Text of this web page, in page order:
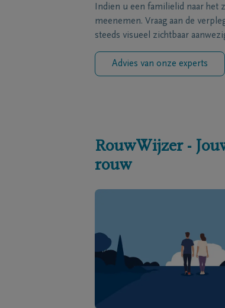
Indien u een familielid naar
meenemen. Vraag aan de
steeds visueel zichtbaar
Advies van onze experts
RouwWijzer -
rouw